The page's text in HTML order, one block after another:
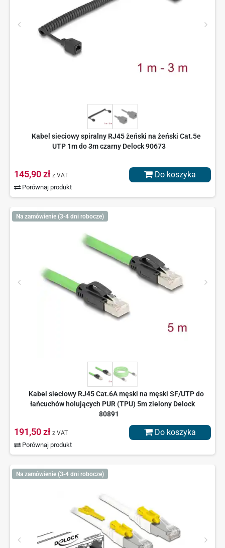
Kabel sieciowy spiralny RJ45 żeński na żeński Cat.5e
UTP 1m do 3m czarny Delock 90673
145,90 zł z VAT
Porównaj produkt
Do koszyka
Na zamówienie (3-4 dni robocze)
Kabel sieciowy RJ45 Cat.6A męski na męski SF/UTP do
łańcuchów holujących PUR (TPU) 5m zielony Delock
80891
191,50 zł z VAT
Porównaj produkt
Do koszyka
Na zamówienie (3-4 dni robocze)